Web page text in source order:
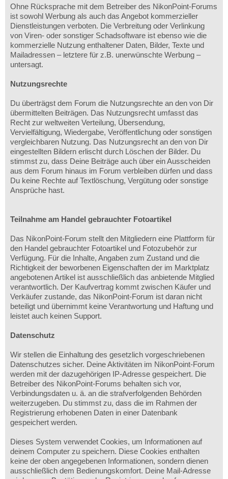
Ohne Rücksprache mit dem Betreiber des NikonPoint-Forums
ist sowohl Werbung als auch das Angebot kommerzieller
Dienstleistungen verboten. Die Verbreitung oder Verlinkung
von Viren- oder sonstiger Schadsoftware ist ebenso wie die
kommerzielle Nutzung enthaltener Daten, Bilder, Texte und
Mailadressen – letztere für z.B. unerwünschte Werbung –
untersagt.
Nutzungsrechte
Du überträgst dem Forum die Nutzungsrechte an den von Dir
übermittelten Beiträgen. Das Nutzungsrecht umfasst das
Recht zur weltweiten Verteilung, Übersendung,
Vervielfältigung, Wiedergabe, Veröffentlichung oder sonstigen
vergleichbaren Nutzung. Das Nutzungsrecht an den von Dir
eingestellten Bildern erlischt durch Löschen der Bilder. Du
stimmst zu, dass Deine Beiträge auch über ein Ausscheiden
aus dem Forum hinaus im Forum verbleiben dürfen und dass
Du keine Rechte auf Textlöschung, Vergütung oder sonstige
Ansprüche hast.
Teilnahme am Handel gebrauchter Fotoartikel
Das NikonPoint-Forum stellt den Mitgliedern eine Plattform für
den Handel gebrauchter Fotoartikel und Fotozubehör zur
Verfügung. Für die Inhalte, Angaben zum Zustand und die
Richtigkeit der beworbenen Eigenschaften der im Marktplatz
angebotenen Artikel ist ausschließlich das anbietende Mitglied
verantwortlich. Der Kaufvertrag kommt zwischen Käufer und
Verkäufer zustande, das NikonPoint-Forum ist daran nicht
beteiligt und übernimmt keine Verantwortung und Haftung und
leistet auch keinen Support.
Datenschutz
Wir stellen die Einhaltung des gesetzlich vorgeschriebenen
Datenschutzes sicher. Deine Aktivitäten im NikonPoint-Forum
werden mit der dazugehörigen IP-Adresse gespeichert. Die
Betreiber des NikonPoint-Forums behalten sich vor,
Verbindungsdaten u. ä. an die strafverfolgenden Behörden
weiterzugeben. Du stimmst zu, dass die im Rahmen der
Registrierung erhobenen Daten in einer Datenbank
gespeichert werden.
Dieses System verwendet Cookies, um Informationen auf
deinem Computer zu speichern. Diese Cookies enthalten
keine der oben angegebenen Informationen, sondern dienen
ausschließlich dem Bedienungskomfort. Deine Mail-Adresse